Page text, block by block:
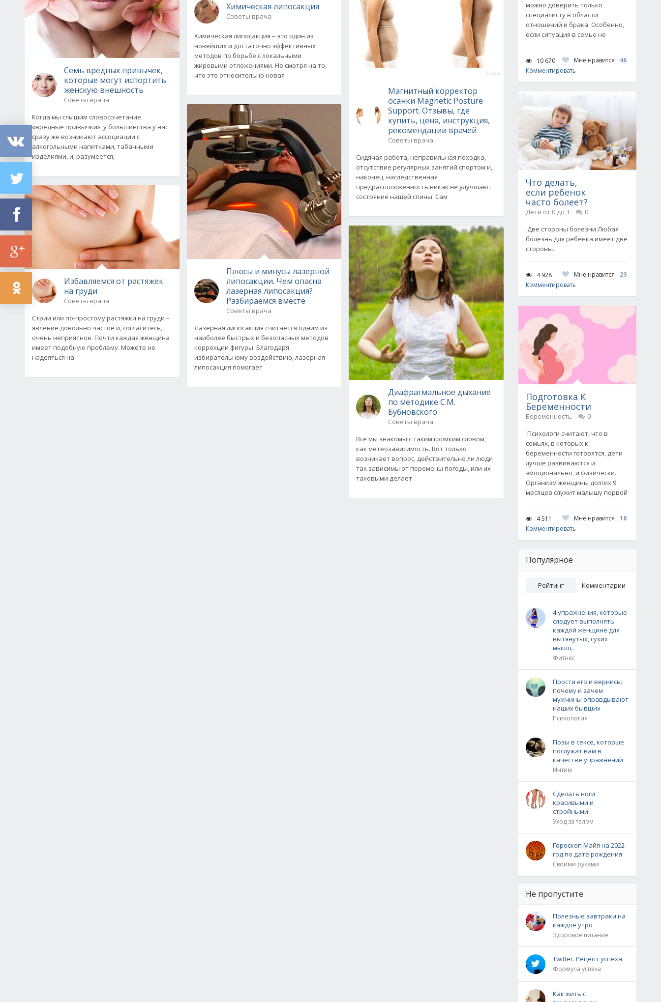
Семь вредных привычек,
которые могут испортить
женскую внешность
Советы врача
Когда мы слышим словосочетание
«вредные привычки», у большинства у нас
сразу же возникают ассоциации с
алкогольными напитками, табачными
изделиями, и, разумеется,
Избавляемся от растяжек
на груди
Советы врача
Стрии или по-простому растяжки на груди –
явление довольно частое и, согласитесь,
очень неприятное. Почти каждая женщина
имеет подобную проблему. Можете не
надеяться на
Химическая липосакция
Советы врача
Химическая липосакция – это один из
новейших и достаточно эффективных
методов по борьбе с локальными
жировыми отложениями. Не смотря на то,
что это относительно новая
Плюсы и минусы лазерной
липосакции. Чем опасна
лазерная липосакция?
Разбираемся вместе
Советы врача
Лазерная липосакция считается одним из
наиболее быстрых и безопасных методов
коррекции фигуры. Благодаря
избирательному воздействию, лазерная
липосакция помогает
Магнитный корректор
осанки Magnetic Posture
Support. Отзывы, где
купить, цена, инструкция,
рекомендации врачей
Советы врача
Сидячая работа, неправильная походка,
отсутствие регулярных занятий спортом и,
наконец, наследственная
предрасположенность никак не улучшают
состояние нашей спины. Сам
Диафрагмальное дыхание
по методике С.М.
Бубновского
Советы врача
Все мы знакомы с таким громким словом,
как метеозависимость. Вот только
возникает вопрос, действительно ли люди
так зависимы от перемены погоды, или их
таковыми делает
можно доверить только
специалисту в области
отношений и брака. Особенно,
если ситуация в семье не
10 670 Мне нравится
46
Комментировать
Что делать,
если ребенок
часто болеет?
Дети от 0 до 3
0
Две стороны болезни Любая
болезнь для ребенка имеет две
стороны.
4 928 Мне нравится
23
Комментировать
Подготовка К
Беременности
Беременность
0
Психологи считают, что в
семьях, в которых к
беременности готовятся, дети
лучше развиваются и
эмоционально, и физически.
Организм женщины долгих 9
месяцев служит малышу первой
4 511 Мне нравится
18
Комментировать
Популярное
Рейтинг Комментарии
4 упражнения, которые
следует выполнять
каждой женщине для
вытянутых, сухих
мышц.
Фитнес
Прости его и вернись:
почему и зачем
мужчины оправдывают
наших бывших
Психология
Позы в сексе, которые
послужат вам в
качестве упражнений
Интим
Сделать ноги
красивыми и
стройными
Уход за телом
Гороскоп Майя на 2022
год по дате рождения
Своими руками
Не пропустите
Полезные завтраки на
каждое утро
Здоровое питание
Twitter. Рецепт успеха
Формула успеха
Как жить с